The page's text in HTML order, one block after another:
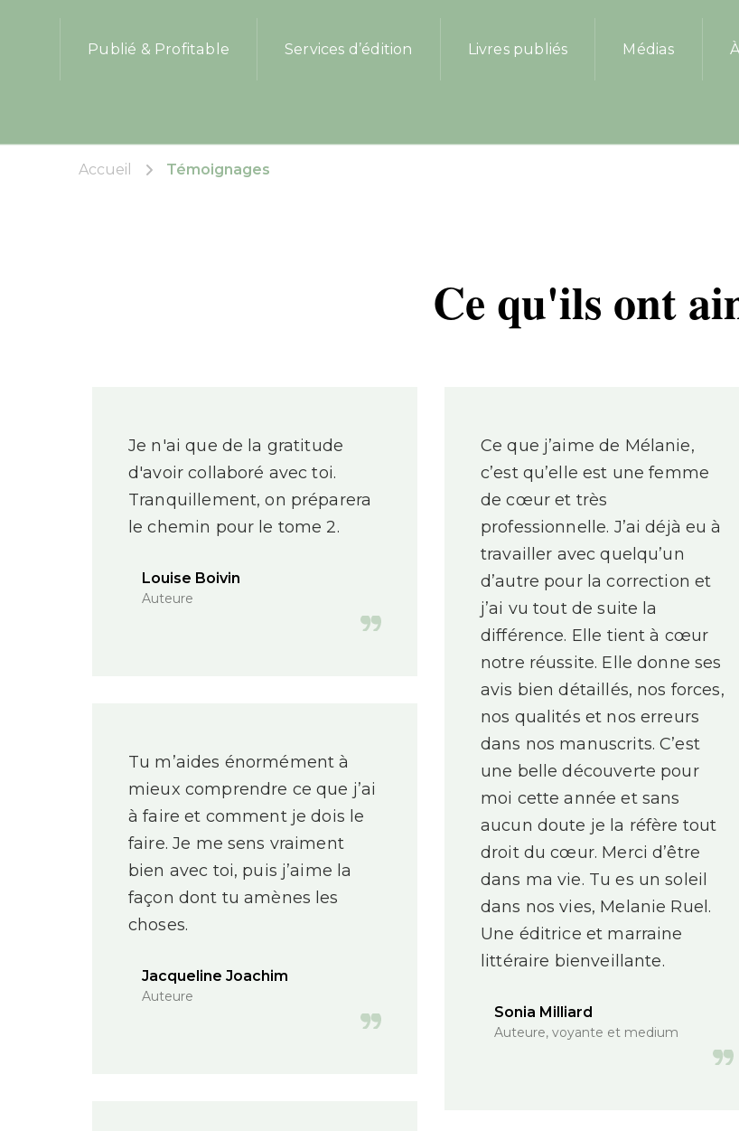
Publié & Profitable Services d’édition Livres publiés Médias
Accueil Témoignages
Ce qu'ils ont
Je n'ai que de la gratitude
d'avoir collaboré avec toi.
Tranquillement, on préparera
le chemin pour le tome 2.
Louise Boivin
Auteure
Ce que j’aime de Mélanie,
c’est qu’elle est une femme
de cœur et très
professionnelle. J’ai déjà eu à
travailler avec quelqu’un
d’autre pour la correction et
j’ai vu tout de suite la
différence. Elle tient à cœur
notre réussite. Elle donne ses
avis bien détaillés, nos forces,
nos qualités et nos erreurs
dans nos manuscrits. C’est
une belle découverte pour
moi cette année et sans
aucun doute je la réfère tout
droit du cœur. Merci d’être
dans ma vie. Tu es un soleil
dans nos vies, Melanie Ruel.
Une éditrice et marraine
littéraire bienveillante.
Sonia Milliard
Auteure, voyante et medium
Tu m’aides énormément à
mieux comprendre ce que j’ai
à faire et comment je dois le
faire. Je me sens vraiment
bien avec toi, puis j’aime la
façon dont tu amènes les
choses.
Jacqueline Joachim
Auteure